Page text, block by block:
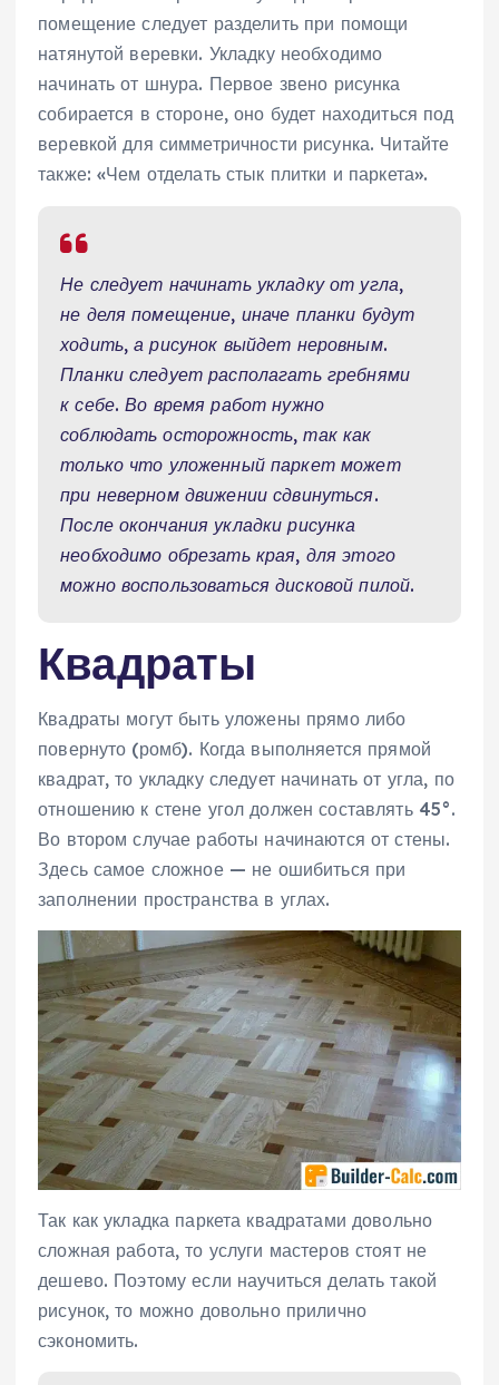
помещение следует разделить при помощи
натянутой веревки. Укладку необходимо
начинать от шнура. Первое звено рисунка
собирается в стороне, оно будет находиться под
веревкой для симметричности рисунка. Читайте
также: «Чем отделать стык плитки и паркета».
Не следует начинать укладку от угла,
не деля помещение, иначе планки будут
ходить, а рисунок выйдет неровным.
Планки следует располагать гребнями
к себе. Во время работ нужно
соблюдать осторожность, так как
только что уложенный паркет может
при неверном движении сдвинуться.
После окончания укладки рисунка
необходимо обрезать края, для этого
можно воспользоваться дисковой пилой.
Квадраты
Квадраты могут быть уложены прямо либо
повернуто (ромб). Когда выполняется прямой
квадрат, то укладку следует начинать от угла, по
отношению к стене угол должен составлять 45°.
Во втором случае работы начинаются от стены.
Здесь самое сложное — не ошибиться при
заполнении пространства в углах.
Так как укладка паркета квадратами довольно
сложная работа, то услуги мастеров стоят не
дешево. Поэтому если научиться делать такой
рисунок, то можно довольно прилично
сэкономить.